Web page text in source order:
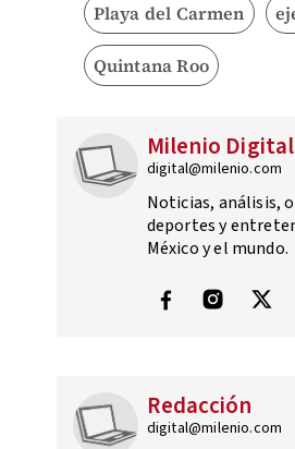
Playa del Carmen
Quintana Roo
Milenio Digital
digital@milenio.com
Noticias, análisis,
deportes y
México y el mundo.
Redacción
digital@milenio.com